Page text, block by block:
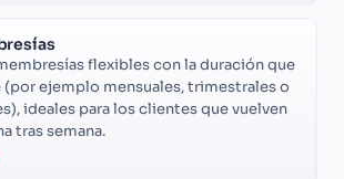
flexibles con la duración que
(por ejemplo mensuales, trimestrales o
ideales para los clientes que vuelven
tras semana.